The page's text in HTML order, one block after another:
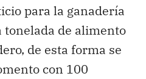
para la ganadería
tonelada de alimento
de esta forma se
con 100